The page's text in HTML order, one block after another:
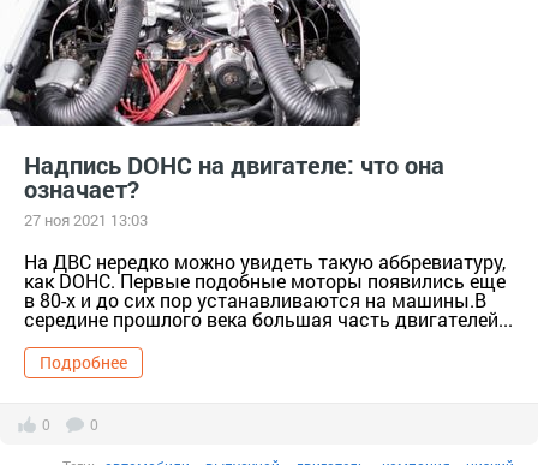
Надпись DOHC на двигателе: что она
означает?
27 ноя 2021 13:03
На ДВС нередко можно увидеть такую аббревиатуру,
как DOHC. Первые подобные моторы появились еще
в 80-х и до сих пор устанавливаются на машины.В
середине прошлого века большая часть двигателей...
Подробнее
0 0